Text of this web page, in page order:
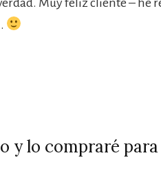
Muy feliz cliente – he
y lo compraré